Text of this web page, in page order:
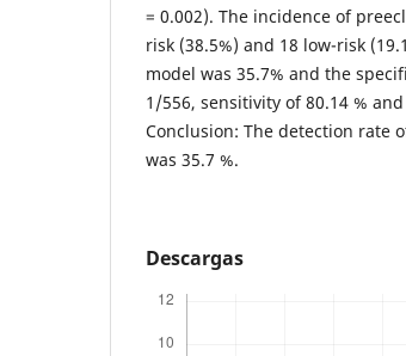
= 0.002). The incidence of
risk (38.5%) and 18 low-risk
model was 35.7% and the
1/556, sensitivity of 80.14 %
Conclusion: The detection rate
was 35.7 %.
Descargas